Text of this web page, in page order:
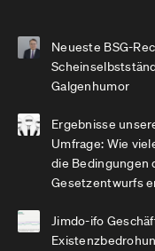
Neueste BSG-
Galgenhumor
Ergebnisse
Umfrage: Wie
die Bedingungen
Gesetzentwurfs
Jimdo-ifo